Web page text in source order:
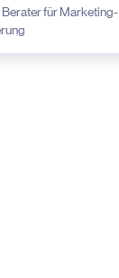
für Marketing-